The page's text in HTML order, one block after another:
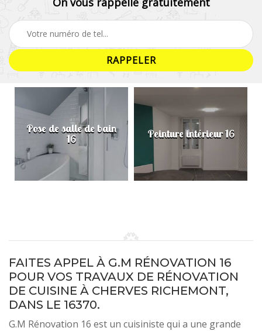
Pose de salle de bain
16 Peinture intérieur 16
FAITES APPEL À G.M RÉNOVATION 16
POUR VOS TRAVAUX DE RÉNOVATION
DE CUISINE À CHERVES RICHEMONT,
DANS LE 16370.
G.M Rénovation 16 est un cuisiniste qui a une grande